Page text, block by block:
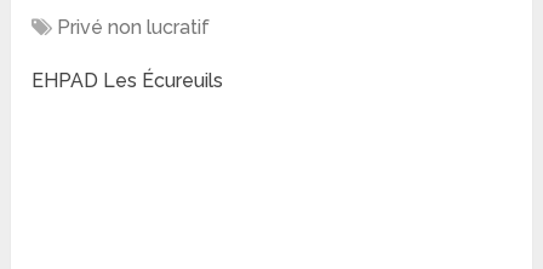
Privé non lucratif
EHPAD Les Écureuils